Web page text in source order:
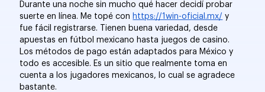
Durante una noche sin mucho qué hacer decidí probar
suerte en línea. Me topé con https://1win-oficial.mx/ y
fue fácil registrarse. Tienen buena variedad, desde
apuestas en fútbol mexicano hasta juegos de casino.
Los métodos de pago están adaptados para México y
todo es accesible. Es un sitio que realmente toma en
cuenta a los jugadores mexicanos, lo cual se agradece
bastante.